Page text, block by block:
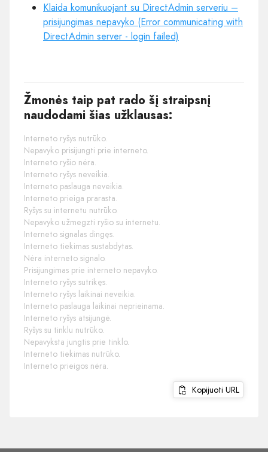
Klaida komunikuojant su DirectAdmin serveriu –
prisijungimas nepavyko (Error communicating with
DirectAdmin server - login failed)
Žmonės taip pat rado šį straipsnį
naudodami šias užklausas:
Interneto ryšys nutrūko.
Nepavyko prisijungti prie interneto.
Interneto ryšio nėra.
Interneto ryšys neveikia.
Interneto paslauga neveikia.
Interneto prieiga prarasta.
Ryšys su internetu nutrūko.
Nepavyko užmegzti ryšio su internetu.
Interneto signalas dingęs.
Interneto tiekimas sustabdytas.
Nėra interneto signalo.
Prisijungimas prie interneto nepavyko.
Interneto ryšys sutrikęs.
Interneto ryšys laikinai neveikia.
Interneto paslauga laikinai neprieinama.
Interneto ryšys atsijungė.
Ryšys su tinklu nutrūko.
Nepavyksta jungtis prie tinklo.
Interneto tiekimas nutrūko.
Interneto prieigos nėra.
Kopijuoti URL